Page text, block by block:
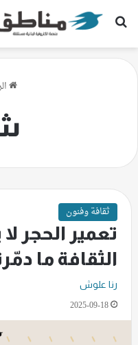
بحث عن
ثقافة وفنون
تعمير الحجر
الثقافة ما
رنا علوش
2025-09-18